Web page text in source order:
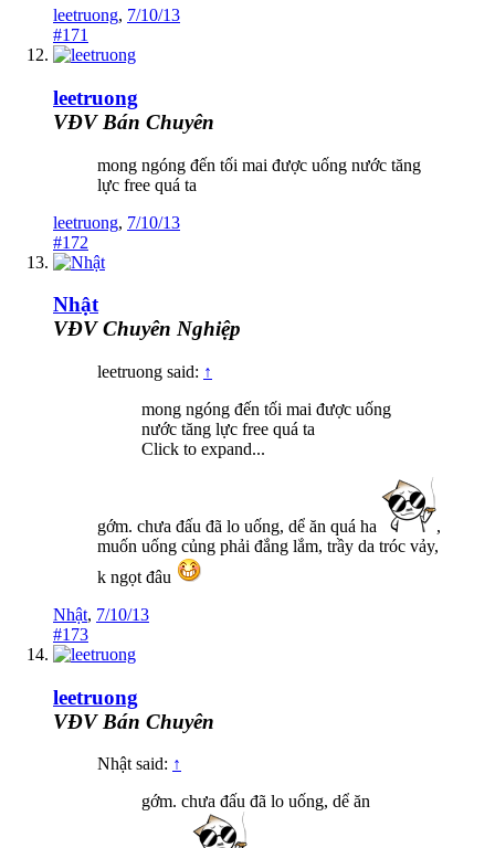
leetruong, 7/10/13
#171
leetruong
VĐV Bán Chuyên
mong ngóng đến tối mai được uống nước tăng
lực free quá ta
leetruong, 7/10/13
#172
Nhật
VĐV Chuyên Nghiệp
leetruong said: ↑
mong ngóng đến tối mai được uống
nước tăng lực free quá ta
Click to expand...
gớm. chưa đấu đã lo uống, dể ăn quá ha
,
muốn uống củng phải đắng lắm, trầy da tróc vảy,
k ngọt đâu
Nhật, 7/10/13
#173
leetruong
VĐV Bán Chuyên
Nhật said: ↑
gớm. chưa đấu đã lo uống, dể ăn